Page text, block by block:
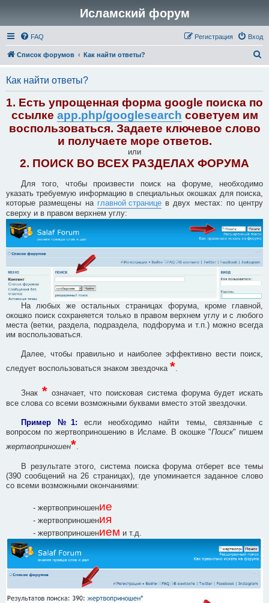
Исламский форум
FAQ Вход
Регистрация
Список форумов Как найти ответы?
Как найти ответы?
1. Есть упрощенная форма google поиска по
ссылке app.php/googlesearch советуем им
воспользоваться. Задаете ключевое слово
и получаете море ответов.
или
2. ПОИСК ВО ВСЕХ РАЗДЕЛАХ ФОРУМА
Для того, чтобы произвести поиск на форуме, необходимо
указать требуемую информацию в специальных окошках для поиска,
которые размещены на главной страницев двух местах: по центру
сверху и в правом верхнем углу:
На любых же остальных страницах форума, кроме главной,
окошко поиск сохраняется только в правом верхнем углу и с любого
места (ветки, раздела, подраздела, подфорума и т.п.) можно всегда
им воспользоваться.
Далее, чтобы правильно и наиболее эффективно вести поиск,
следует воспользоваться знаком звездочка *
Знак * означает, что поисковая система форума будет искать
все слова со всеми возможными буквами вместо этой звездочки.
Пример №1: если необходимо найти темы, связанные с
вопросом по жертвоприношению в Исламе. В окошке "Поиск" пишем
жертвоприношен*
В результате этого, система поиска форума отберет все темы
(390 сообщений на 26 страницах), где упоминается заданное слово
со всеми возможными окончаниями:
- жертвоприношение
- жертвоприношения
- жертвоприношением и т.д.